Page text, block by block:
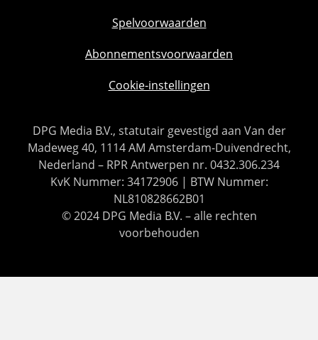
Spelvoorwaarden
Abonnementsvoorwaarden
Cookie-instellingen
DPG Media B.V., statutair gevestigd aan Van der
Madeweg 40, 1114 AM Amsterdam-Duivendrecht,
Nederland – RPR Antwerpen nr. 0432.306.234
KvK Nummer: 34172906 | BTW Nummer:
NL810828662B01
© 2024 DPG Media B.V. – alle rechten
voorbehouden